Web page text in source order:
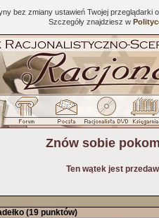
bez zmiany ustawień Twojej
Szczegóły znajdziesz w
Znów sobie
Ten wątek jest
(19 punktów)